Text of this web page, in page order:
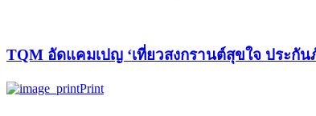
TQM อัดแคมเปญ ‘เที่ยวสงกรานต์สุขใจ ประกั
Print